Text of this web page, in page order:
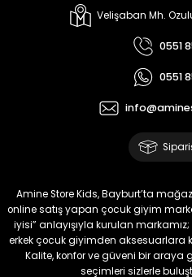
Melra Kız Çocuk Kot Pantolon Tivon
₺
Koren Kız Çocuk ve Bebek Tayt
₺ 320
₺ 250
₺
₺
%22
Koren Kız Çocuk ve Bebek Tayt
Velişaban Mh.
0551
0551
Amine Store Kids, Bayburt’ta
online satış yapan çocuk giyim
iyisi” anlayışıyla kurulan markamız;
erkek çocuk giyimden aksesuarlara
Kalite, konfor ve güveni bir araya
seçimleri sizlerle